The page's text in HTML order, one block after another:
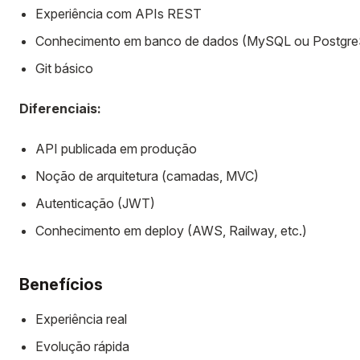
Experiência com APIs REST
Conhecimento em banco de dados (MySQL ou
Git básico
Diferenciais:
API publicada em produção
Noção de arquitetura (camadas, MVC)
Autenticação (JWT)
Conhecimento em deploy (AWS, Railway, etc.)
Benefícios
Experiência real
Evolução rápida